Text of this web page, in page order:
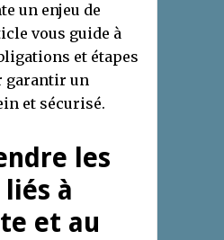
un enjeu de
vous guide à
et étapes
garantir un
et sécurisé.
les
à
et au